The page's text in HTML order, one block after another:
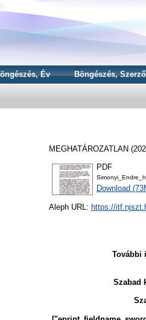
Év Böngészés, Szerző
MEGHATÁROZATLAN
PDF
Download
Aleph URL: https://
További
Szabad